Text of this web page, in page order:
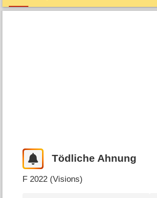
Tödliche Ahnung
F 2022 (Visions)